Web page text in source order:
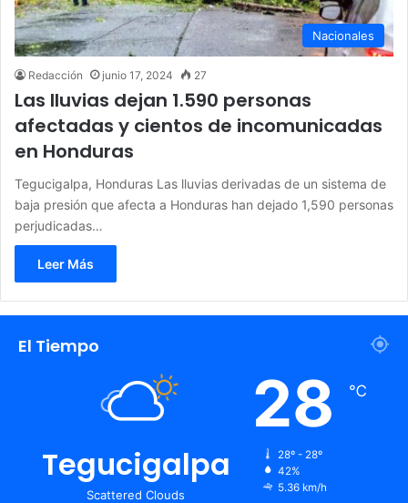
Nacionales
Redacción junio 17, 2024 27
Las lluvias dejan 1.590 personas
afectadas y cientos de incomunicadas
en Honduras
Tegucigalpa, Honduras Las lluvias derivadas de un sistema de
baja presión que afecta a Honduras han dejado 1,590 personas
perjudicadas…
Leer Más
El Tiempo
Tegucigalpa
Scattered Clouds
28 ℃
28º - 28º
42%
5.36 km/h